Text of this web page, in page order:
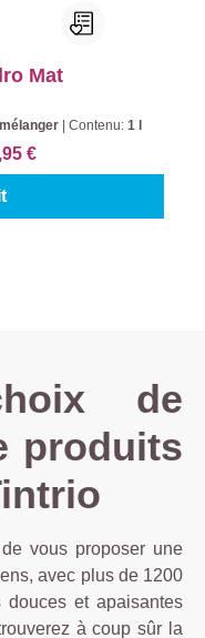
Mat
Contenu: 1 l
€
de
produits
vous proposer une
avec plus de 1200
douces et apaisantes
à coup sûr la